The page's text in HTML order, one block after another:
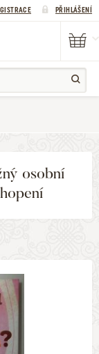
PŘIHLÁŠENÍ
osobní